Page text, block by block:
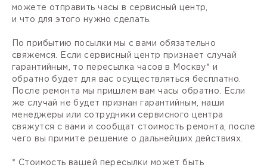
можете отправить часы в сервисный центр,
и что для этого нужно сделать.
По прибытию посылки мы с вами обязательно
свяжемся. Если сервисный центр признает случай
гарантийным, то пересылка часов в Москву* и
обратно будет для вас осуществляться бесплатно.
После ремонта мы пришлем вам часы обратно. Если
же случай не будет признан гарантийным, наши
менеджеры или сотрудники сервисного центра
свяжутся с вами и сообщат стоимость ремонта, после
чего вы примите решение о дальнейших действиях.
* Стоимость вашей пересылки может быть